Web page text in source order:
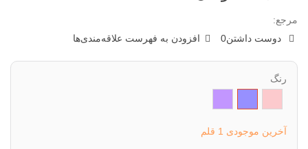
مرجع:
دوست داشتن0 افزودن به فهرست علاقه‌مندی‌ها
رنگ
آخرین موجودی 1 قلم